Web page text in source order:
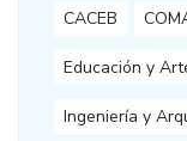
CACEB
Educación y
Ingeniería y